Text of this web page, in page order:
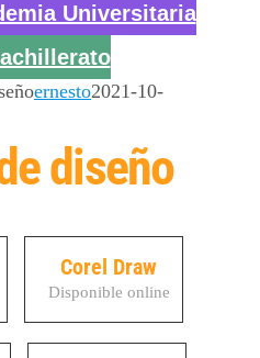
Universitaria
ernesto2021-10-
diseño
Corel Draw
Disponible online